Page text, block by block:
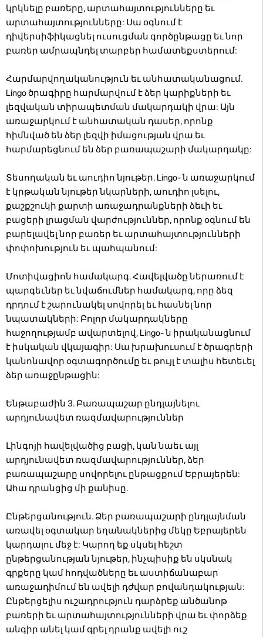
կրկնելը բառերը, արտահայտությունները եւ
արտահայտությունները: Սա օգնում է
դիվերսիֆիկացնել ուսուցման գործընթացը եւ նոր
բառեր ամրապնդել տարբեր համատեքստերում:
Հարմարվողականություն եւ անհատականացում.
Lingo ծրագիրը հարմարվում է ձեր կարիքների եւ
լեզվական տիրապետման մակարդակի վրա: Այն
առաջարկում է անհատական ​​դասեր, որոնք
հիմնված են ձեր լեզվի իմացության վրա եւ
հարմարեցնում են ձեր բառապաշարի մակարդակը:
Տեսողական եւ աուդիո նյութեր. Lingo- ն առաջարկում
է կրթական նյութեր նկարների, աուդիո լսելու,
քաշքշուկի քարտի առաջադրանքների ձեւի եւ
բացերի լրացման վարժություններ, որոնք օգնում են
բարելավել նոր բառեր եւ արտահայտությունների
փոփոխություն եւ պահպանում:
Մոտիվացիոն համակարգ. Հավելվածը ներառում է
պարգեւներ եւ նվաճումներ համակարգ, որը ձեզ
դրդում է շարունակել սովորել եւ հասնել նոր
նպատակների: Բոլոր մակարդակները
հաջողությամբ ավարտելով, Lingo- ն իրականացնում
է իսկական վկայագիր: Սա խրախուսում է ծրագրերի
կանոնավոր օգտագործումը եւ թույլ է տալիս հետեւել
ձեր առաջընթացին:
Ենթաբաժին 3. Բառապաշար ընդլայնելու
արդյունավետ ռազմավարություններ
Լինգոյի հավելվածից բացի, կան նաեւ այլ
արդյունավետ ռազմավարություններ, ձեր
բառապաշարը սովորելու ընթացքում Եբրայերեն:
Ահա դրանցից մի քանիսը.
Ընթերցանություն. Ձեր բառապաշարի ընդլայնման
առավել օգտակար եղանակներից մեկը Եբրայերեն
կարդալու մեջ է: Կարող եք սկսել հեշտ
ընթերցանության նյութեր, ինչպիսիք են սկսնակ
գրքերը կամ հոդվածները եւ աստիճանաբար
առաջադիմում են ավելի դժվար բովանդակության:
Ընթերցելիս ուշադրություն դարձրեք անծանոթ
բառերի եւ արտահայտությունների վրա եւ փորձեք
անգիր անել կամ գրել դրանք ավելի ուշ